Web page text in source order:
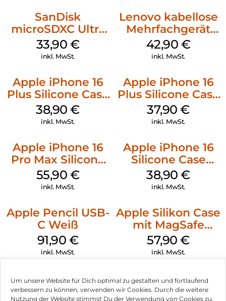
Um unsere Website für Dich optimal zu gestalten und fortlaufend
verbessern zu können, verwenden wir Cookies. Durch die weitere
Nutzung der Website stimmst Du der Verwendung von Cookies zu.
SanDisk
microSDXC Ultra
128 GB + Adapter
Mobile
33,90 €
inkl. MwSt.
Lenovo kabellose
Mehrfachgerät
Luna Grey
42,90 €
inkl. MwSt.
Apple iPhone 16
Plus Silicone Case
MagSafe Denim
38,90€
inkl. MwSt.
Apple iPhone 16
Plus Silicone Case
MagSafe Lake
Green
37,90€
inkl. MwSt.
Apple iPhone 16
Pro Max Silicone
Case MagSafe
Stone Gray
55,90 €
inkl. MwSt.
Apple iPhone 16
Silicone Case
MagSafe
Ultramarine
38,90€
inkl. MwSt.
Apple Pencil USB-
C Weiß
91,90 €
inkl. MwSt.
Apple Silikon Case
mit MagSafe
iPhone 14 Pro
(PRODUCT)RED
57,90€
inkl. MwSt.